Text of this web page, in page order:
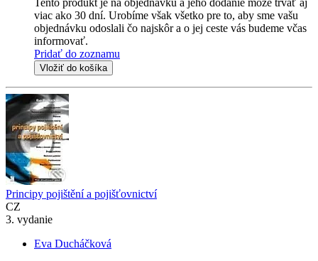
viac ako 30 dní. Urobíme však všetko pre to, aby sme vašu
objednávku odoslali čo najskôr a o jej ceste vás budeme včas
informovať.
Pridať do zoznamu
Vložiť do košíka
Principy pojištění a pojišťovnictví
CZ
3. vydanie
Eva Ducháčková